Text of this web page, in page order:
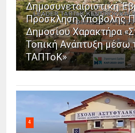
Δημοσυνεταιριστική
Πρόσκληση Υποβολής
Δημοσίου Χαρακτήρα
Τοπική Ανάπτυξη μέσω
ΤΑΠΤοΚ»
4